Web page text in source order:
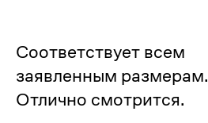
Соответствует всем
заявленным размерам.
Отлично смотрится.